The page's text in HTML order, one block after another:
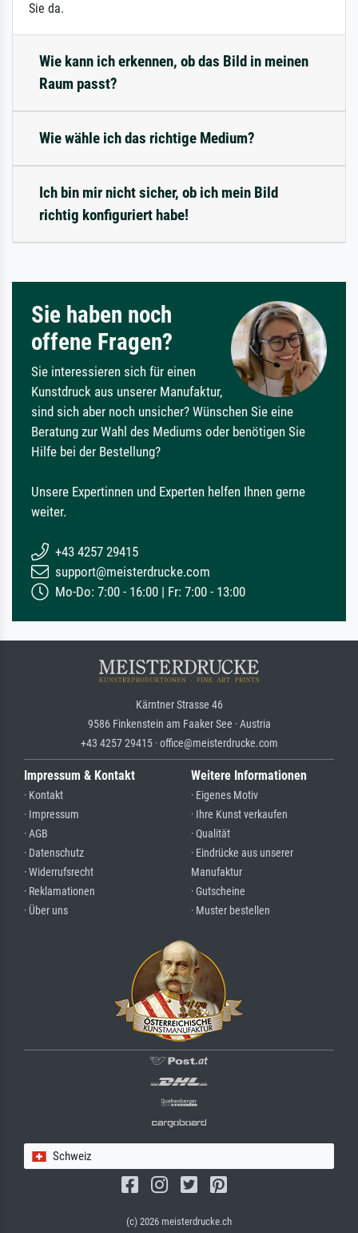
Sie da.
Wie kann ich erkennen, ob das Bild in meinen
Raum passt?
Wie wähle ich das richtige Medium?
Ich bin mir nicht sicher, ob ich mein Bild
richtig konfiguriert habe!
Sie haben noch
offene Fragen?
Sie interessieren sich für einen
Kunstdruck aus unserer Manufaktur,
sind sich aber noch unsicher? Wünschen Sie eine
Beratung zur Wahl des Mediums oder benötigen Sie
Hilfe bei der Bestellung?
Unsere Expertinnen und Experten helfen Ihnen gerne
weiter.
+43 4257 29415
support@meisterdrucke.com
Mo-Do: 7:00 - 16:00 | Fr: 7:00 - 13:00
Kärntner Strasse 46
9586 Finkenstein am Faaker See · Austria
+43 4257 29415 · office@meisterdrucke.com
Impressum & Kontakt
· Kontakt
· Impressum
· AGB
· Datenschutz
· Widerrufsrecht
· Reklamationen
· Über uns
Weitere Informationen
· Eigenes Motiv
· Ihre Kunst verkaufen
· Qualität
· Eindrücke aus unserer
Manufaktur
· Gutscheine
· Muster bestellen
Schweiz
(c) 2026 meisterdrucke.ch